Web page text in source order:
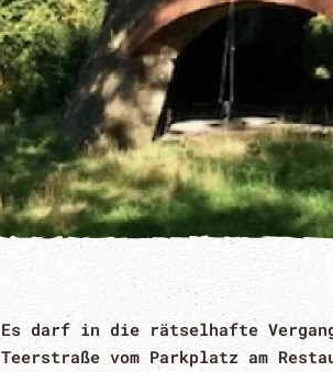
Es darf in die rätselhafte
Teerstraße vom Parkplatz am